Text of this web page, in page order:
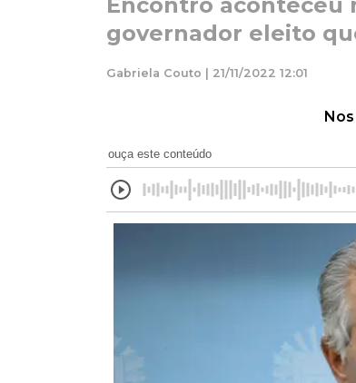
governador eleito
Gabriela Couto | 21/11/2022 12:01
ouça este conteúdo